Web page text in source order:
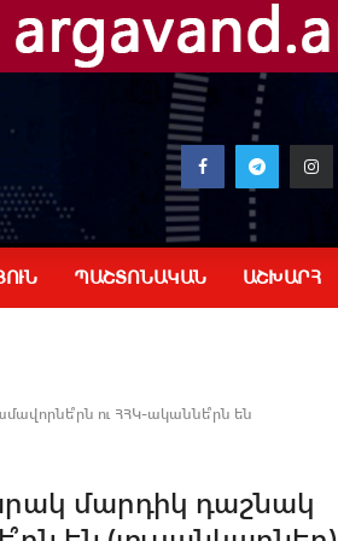
ՊԱՇՏՈՆԱԿԱՆ ԱՇԽԱՐՀ
ու ՀՀԿ-ականնե՞րն են
մարդիկ դաշնակ